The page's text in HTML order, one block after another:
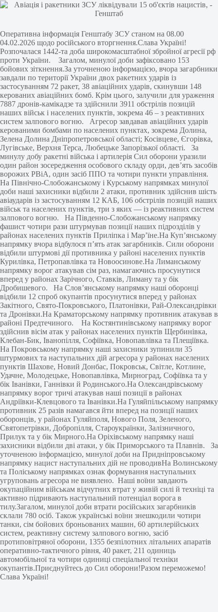
Оперативна інформація Генштабу ЗСУ станом на 08.00
04.02.2026 щодо російського вторгнення.Слава Україні!
Розпочалася 1442-та доба широкомасштабної збройної агресії рф
проти України. Загалом, минулої доби зафіксовано 153
бойових зіткнення.За уточненою інформацією, вчора загарбники
завдали по території України двох ракетних ударів із
застосуванням 72 ракет, 38 авіаційних ударів, скинувши 148
керованих авіаційних бомб. Крім цього, залучили для ураження
7887 дронів-камікадзе та здійснили 3911 обстрілів позицій
наших військ і населених пунктів, зокрема 46 – з реактивних
систем залпового вогню. Агресор завдавав авіаційних ударів
керованими бомбами по населених пунктах, зокрема Долина,
Зелена Долина Дніпропетровської області; Косівцеве, Єгорівка,
Лугівське, Верхня Терса, Любецьке Запорізької області. За
минулу добу ракетні війська і артилерія Сил оборони уразили
один район зосередження особового складу орди, дев’ять засобів
ворожих РВіА, один засіб ППО та чотири пункти управління.
На Північно-Слобожанському і Курському напрямках минулої
доби наші захисники відбили 2 атаки, противник здійснив шість
авіаударів із застосуванням 12 КАБ, 106 обстрілів позицій наших
військ та населених пунктів, три з яких — із реактивних систем
залпового вогню. На Південно-Слобожанському напрямку
фашист чотири рази штурмував позиції наших підрозділів у
районах населених пунктів Приліпка і Мар’їне.На Куп’янському
напрямку вчора відбулося п’ять атак загарбників. Сили оборони
відбили штурмові дії противника у районі населених пунктів
Курилівка, Петропавлівка та Новоосинове.На Лиманському
напрямку ворог атакував сім раз, намагаючись просунутися
вперед у районах Зарічного, Ставків, Лиману та у бік
Дробишевого. На Слов’янському напрямку наші оборонці
відбили 12 спроб окупантів просунутися вперед у районах
Закітного, Свято-Покровського, Платонівки, Рай-Олександрівки
та Дронівки.На Краматорському напрямку противник атакував в
районі Предтечиного. На Костянтинівському напрямку ворог
здійснив вісім атак у районах населених пунктів Щербинівка,
Клебан-Бик, Іванопілля, Софіївка, Новопавлівка та Плещіївка.
На Покровському напрямку наші захисники зупинили 35
штурмових та наступальних дій агресора у районах населених
пунктів Шахове, Новий Донбас, Покровськ, Світле, Котлине,
Удачне, Молодецьке, Новопавлівка, Мирноград, Софіївка та у
бік Іванівки, Ганнівки й Родинського.На Олександрівському
напрямку ворог тричі атакував наші позиції в районах
Андріївки-Клевцового та Іванівки.На Гуляйпільському напрямку
противник 25 разів намагався йти вперед на позиції наших
оборонців, у районах Гуляйполя, Нового Поля, Зеленого,
Святопетрівки, Добропілля, Староукраїнки, Залізничного,
Прилук та у бік Мирного.На Оріхівському напрямку наші
захисники відбили дві атаки, у бік Приморського та Плавнів. За
уточненою інформацією, минулої доби на Придніпровському
напрямку нацист наступальних дій не проводивНа Волинському
та Поліському напрямках ознак формування наступальних
угруповань агресора не виявлено. Наші воїни завдають
окупаційним військам відчутних втрат у живій силі й техніці та
активно підривають наступальний потенціал ворога в
тилу.Загалом, минулої доби втрати російських загарбників
склали 780 осіб. Також українські воїни знешкодили чотири
танки, сім бойових броньованих машин, 60 артилерійських
систем, реактивну систему залпового вогню, засіб
протиповітряної оборони, 1355 безпілотних літальних апаратів
оперативно-тактичного рівня, 40 ракет, 211 одиниць
автомобільної та чотири одиниці спеціальної техніки
окупантів.Приєднуйтесь до Сил оборони!Разом переможемо!
Слава Україні!